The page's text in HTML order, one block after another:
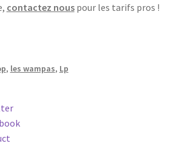
contactez nouspour les tarifs pros !
, les wampas, Lp